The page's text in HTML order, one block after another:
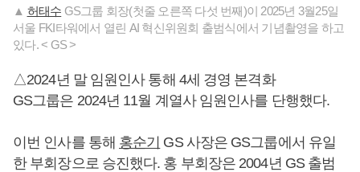
▲ 허태수 GS그룹 회장(첫줄 오른쪽 다섯 번째)이 2025년 3월25일
서울 FKI타워에서 열린 AI 혁신위원회 출범식에서 기념촬영을 하고
있다. < GS >
△2024년 말 임원인사 통해 4세 경영 본격화
GS그룹은 2024년 11월 계열사 임원인사를 단행했다.
이번 인사를 통해 홍순기 GS 사장은 GS그룹에서 유일
한 부회장으로 승진했다. 홍 부회장은 2004년 GS 출범